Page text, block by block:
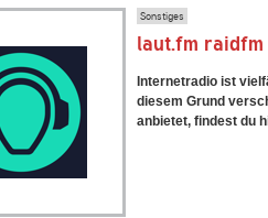
Sonstiges
laut.fm raidfm
Internetradio ist
diesem Grund
anbietet, findest du